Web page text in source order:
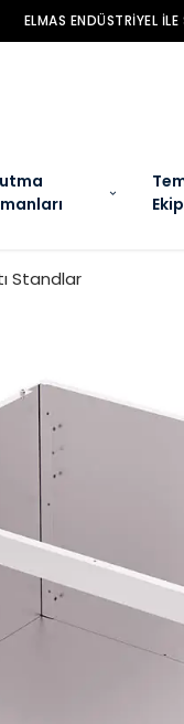
ELMAS ENDÜSTRIYEL
Standlar